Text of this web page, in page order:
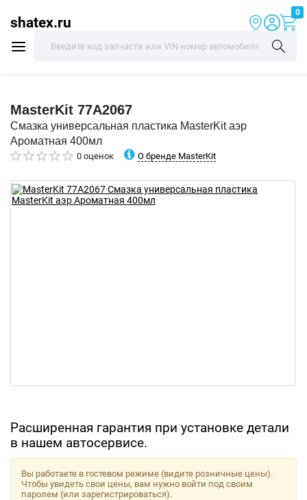
shatex.ru
0
MasterKit 77A2067
Смазка универсальная пластика MasterKit аэр
Ароматная 400мл
0 оценок О бренде MasterKit
Расширенная гарантия при установке детали
в нашем автосервисе.
Вы работаете в гостевом режиме (видите розничные цены).
Чтобы увидеть свои цены, вам нужно войти под своим
паролем (или зарегистрироваться).